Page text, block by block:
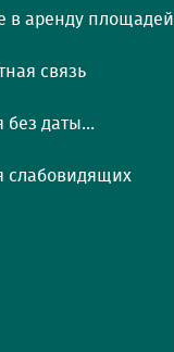
в аренду площадей
связь
без даты...
слабовидящих